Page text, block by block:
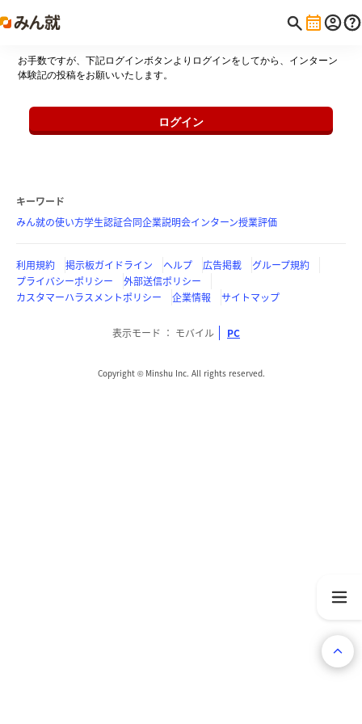
お手数ですが、下記ログインボタンよりログインをしてから、インターン
体験記の投稿をお願いいたします。
ログイン
キーワード
みん就の使い方学生認証合同企業説明会インターン授業評価
利用規約 掲示板ガイドライン ヘルプ 広告掲載
グループ規約
プライバシーポリシー
外部送信ポリシー
カスタマーハラスメントポリシー
企業情報 サイトマップ
表示モード モバイル PC
Copyright © Minshu Inc. All rights reserved.